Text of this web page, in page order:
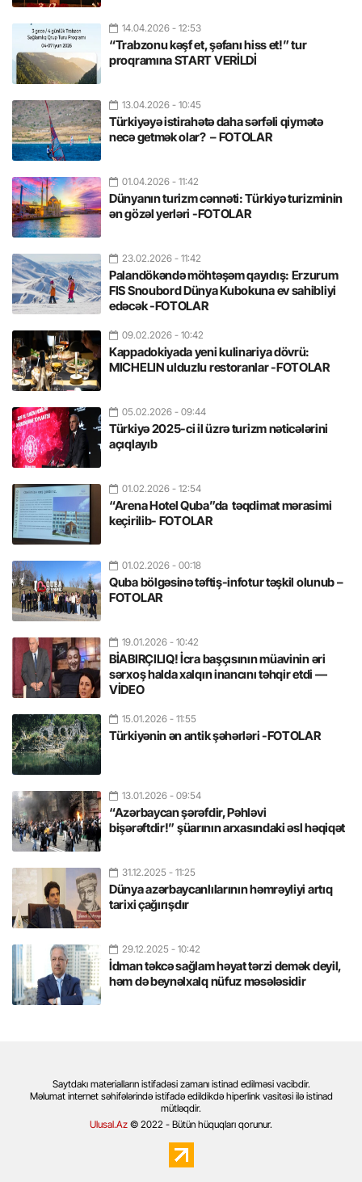
14.04.2026 - 12:53
“Trabzonu kəşf et, şəfanı hiss et!” tur
proqramına START VERİLDİ
13.04.2026 - 10:45
Türkiyəyə istirahətə daha sərfəli qiymətə
necə getmək olar? – FOTOLAR
01.04.2026 - 11:42
Dünyanın turizm cənnəti: Türkiyə turizminin
ən gözəl yerləri -FOTOLAR
23.02.2026 - 11:42
Palandökəndə möhtəşəm qayıdış: Erzurum
FIS Snoubord Dünya Kubokuna ev sahibliyi
edəcək -FOTOLAR
09.02.2026 - 10:42
Kappadokiyada yeni kulinariya dövrü:
MICHELIN ulduzlu restoranlar -FOTOLAR
05.02.2026 - 09:44
Türkiyə 2025-ci il üzrə turizm nəticələrini
açıqlayıb
01.02.2026 - 12:54
“Arena Hotel Quba”da təqdimat mərasimi
keçirilib- FOTOLAR
01.02.2026 - 00:18
Quba bölgəsinə təftiş-infotur təşkil olunub –
FOTOLAR
19.01.2026 - 10:42
BİABIRÇILIQ! İcra başçısının müavinin əri
sərxoş halda xalqın inancını təhqir etdi —
VİDEO
15.01.2026 - 11:55
Türkiyənin ən antik şəhərləri -FOTOLAR
13.01.2026 - 09:54
“Azərbaycan şərəfdir, Pəhləvi
bişərəftdir!” şüarının arxasındaki əsl həqiqət
31.12.2025 - 11:25
Dünya azərbaycanlılarının həmrəyliyi artıq
tarixi çağırışdır
29.12.2025 - 10:42
İdman təkcə sağlam həyat tərzi demək deyil,
həm də beynəlxalq nüfuz məsələsidir
Saytdakı materialların istifadəsi zamanı istinad edilməsi vacibdir.
Məlumat internet səhifələrində istifadə edildikdə hiperlink vasitəsi ilə istinad
mütləqdir.
Ulusal.Az © 2022 - Bütün hüquqları qorunur.